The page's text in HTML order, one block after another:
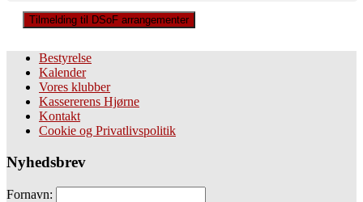
Tilmelding til DSoF arrangementer
Bestyrelse
Kalender
Vores klubber
Kassererens Hjørne
Kontakt
Cookie og Privatlivspolitik
Nyhedsbrev
Fornavn: